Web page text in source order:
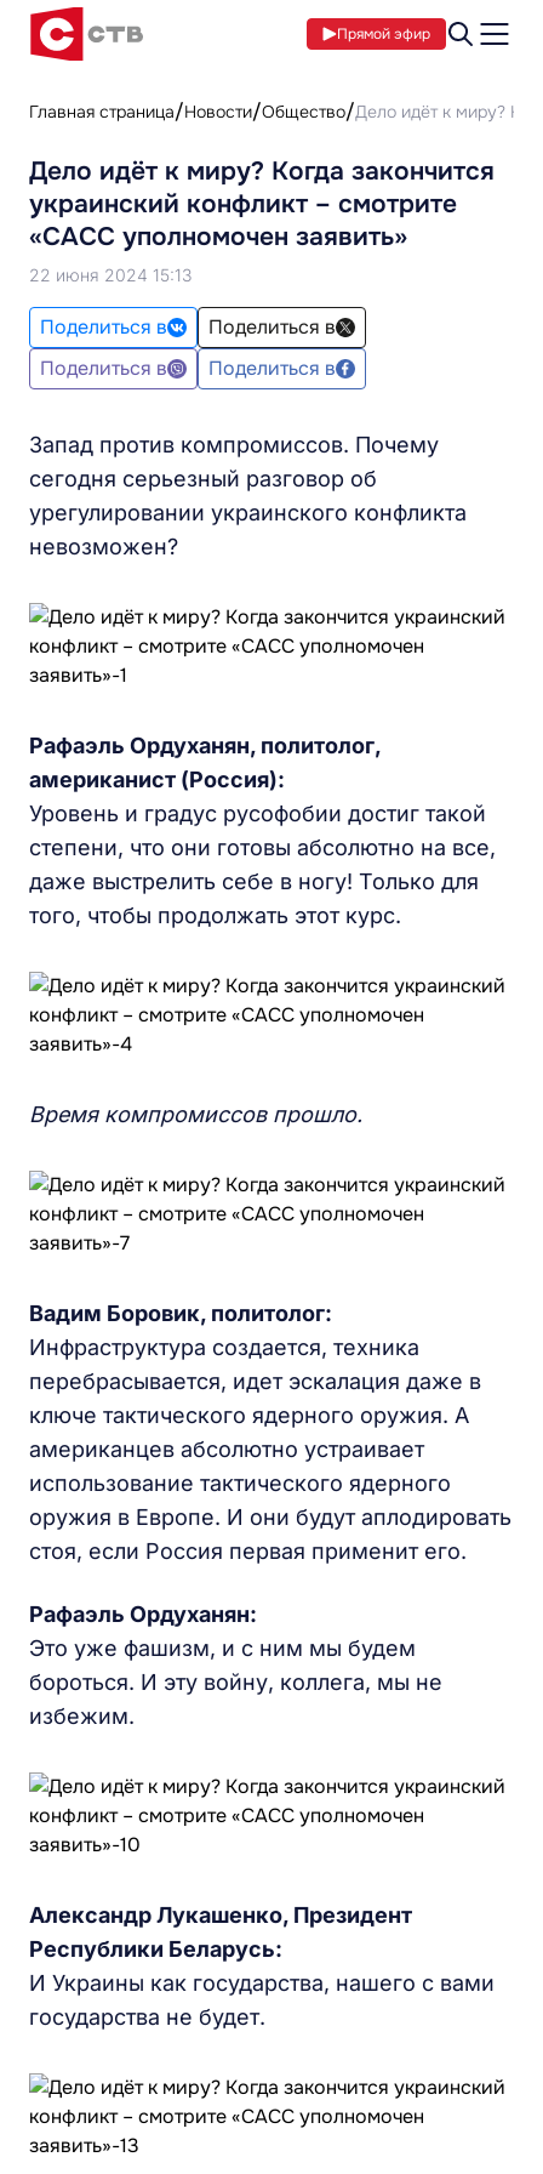
Прямой эфир
Главная страница Новости Общество Дело идёт к миру?
Дело идёт к миру? Когда закончится
украинский конфликт – смотрите
«САСС уполномочен заявить»
22 июня 2024 15:13
Поделиться в
Поделиться в
Поделиться в
Поделиться в
Запад против компромиссов. Почему
сегодня серьезный разговор об
урегулировании украинского конфликта
невозможен?
Рафаэль Ордуханян, политолог,
американист (Россия):
Уровень и градус русофобии достиг такой
степени, что они готовы абсолютно на все,
даже выстрелить себе в ногу! Только для
того, чтобы продолжать этот курс.
Время компромиссов прошло.
Вадим Боровик, политолог:
Инфраструктура создается, техника
перебрасывается, идет эскалация даже в
ключе тактического ядерного оружия. А
американцев абсолютно устраивает
использование тактического ядерного
оружия в Европе. И они будут аплодировать
стоя, если Россия первая применит его.
Рафаэль Ордуханян:
Это уже фашизм, и с ним мы будем
бороться. И эту войну, коллега, мы не
избежим.
Александр Лукашенко, Президент
Республики Беларусь:
И Украины как государства, нашего с вами
государства не будет.